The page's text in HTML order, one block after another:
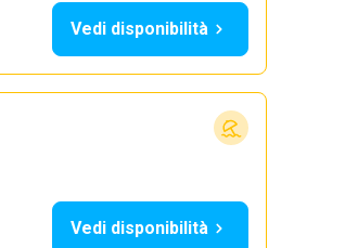
Vedi disponibilità
Vedi disponibilità